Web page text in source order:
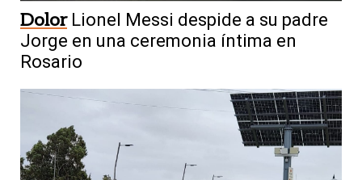
Dolor Lionel Messi despide a su padre
Jorge en una ceremonia íntima en
Rosario